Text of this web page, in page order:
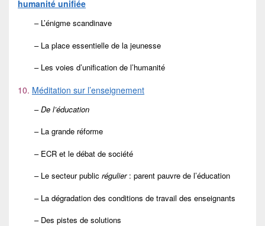
humanité unifiée
– L’énigme scandinave
– La place essentielle de la jeunesse
– Les voies d’unification de l’humanité
10. Méditation sur l’enseignement
–De l’éducation
– La grande réforme
– ECR et le débat de société
– Le secteur public régulier: parent pauvre de l’éducation
– La dégradation des conditions de travail des enseignants
– Des pistes de solutions